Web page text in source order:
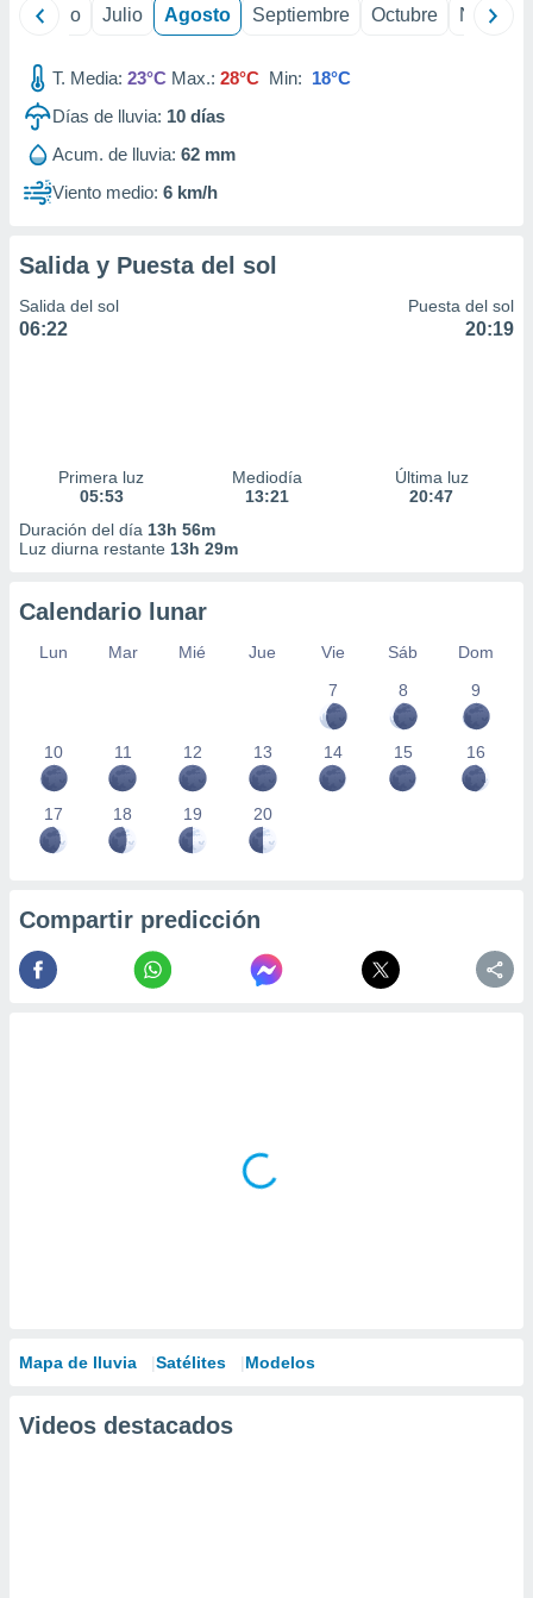
e
mediante
Junio Julio Agosto Septiembre Octubre
T. Media: 23°C Max.: 28°C Min: 18°C
Días de lluvia: 10 días
Acum. de lluvia: 62 mm
Viento medio: 6 km/h
Salida y Puesta del sol
Salida del sol
06:22
Puesta del sol
20:19
Primera luz
05:53
Mediodía
13:21
Última luz
20:47
Duración del día 13h 56m
Luz diurna restante 13h 29m
Calendario lunar
Lun Mar Mié Jue Vie Sáb
Dom
7
8 9
10 11 12 13 14 15 16
17 18 19 20
Compartir predicción
Mapa de lluvia Satélites Modelos
Videos destacados